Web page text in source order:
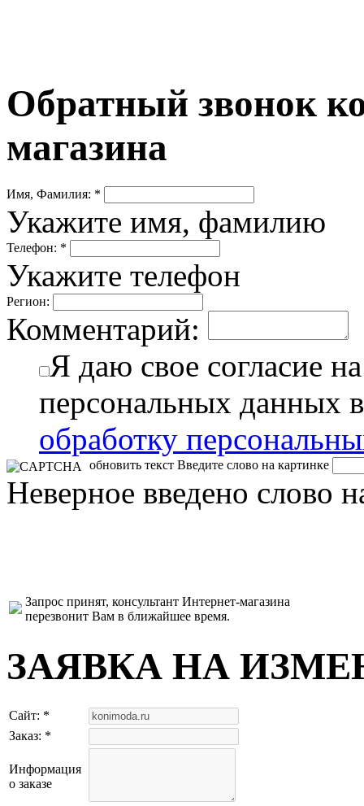
Обратный звонок
магазина
Имя, Фамилия: *
Укажите имя, фамилию
Телефон: *
Укажите телефон
Регион:
Комментарий:
Я даю свое согласие
персональных данных
обработку
обновить текст Введите слово на картинке
Неверное введено слово
Запрос принят, консультант Интернет-магазина
перезвонит Вам в ближайшее время.
ЗАЯВКА НА
Сайт: *
Заказ: *
Информация
о заказе